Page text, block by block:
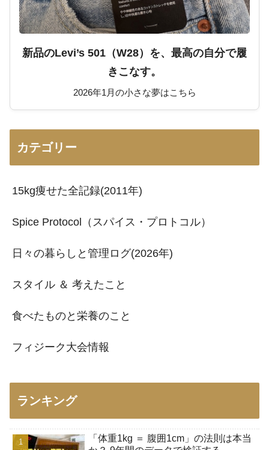
新品のLevi’s 501（W28）を、最高の自分で履
きこなす。
2026年1月の小さな夢はこちら
カテゴリー
15kg痩せた全記録(2011年)
Spice Protocol（スパイス・プロトコル）
日々の暮らしと管理ログ(2026年)
スタイル ＆ 考えたこと
食べたものと栄養のこと
フィジーク大会情報
ランキング
「体重1kg ＝ 腹囲1cm」の法則は本当